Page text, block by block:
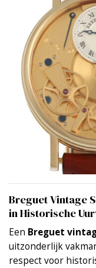
Breguet Vintage
in Historische
Een Breguet
uitzonderlijk
respect voor